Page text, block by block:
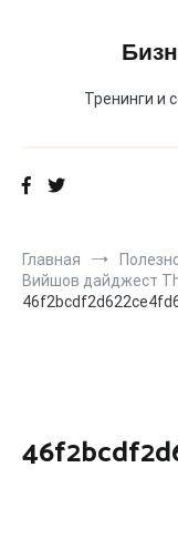
Тренинги и
Главная
Вийшов дайджест